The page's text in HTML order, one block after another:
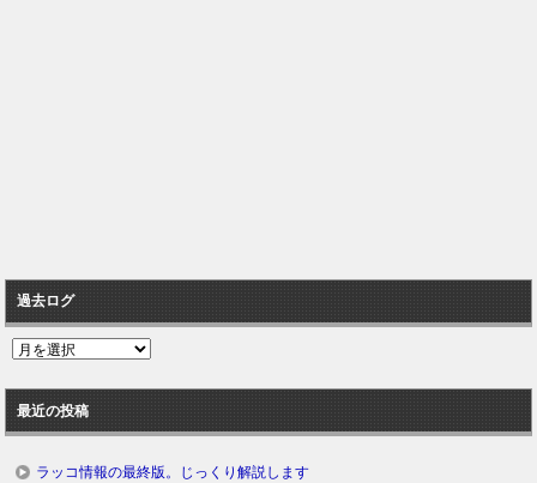
過去ログ
過
ロ
グ
最近の投稿
ラッコ情報の最終版。じっくり解説します